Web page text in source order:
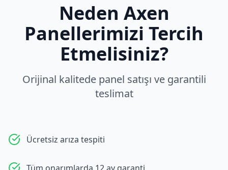
Neden Axen
Panellerimizi Tercih
Etmelisiniz?
Orijinal kalitede panel satışı ve garantili
teslimat
Ücretsiz arıza tespiti